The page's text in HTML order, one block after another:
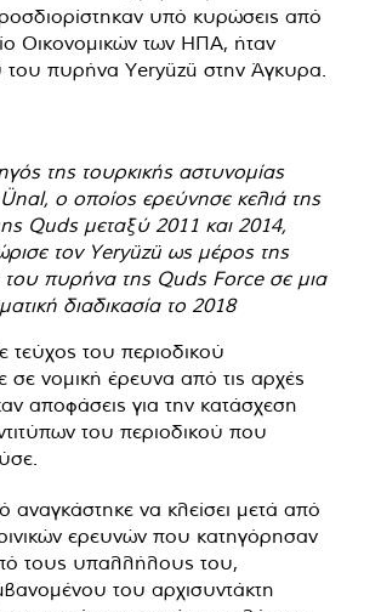
υπό κυρώσεις από
Οικονομικών των ΗΠΑ, ήταν
του πυρήνα Yeryüzü στην Άγκυρα.
της τουρκικής αστυνομίας
ο οποίος ερεύνησε κελιά της
Quds μεταξύ 2011 και 2014,
τον Yeryüzü ως μέρος της
πυρήνα της Quds Force σε μια
διαδικασία το 2018
τεύχος του περιοδικού
σε νομική έρευνα από τις αρχές
αποφάσεις για την κατάσχεση
του περιοδικού που
αναγκάστηκε να κλείσει μετά από
ερευνών που κατηγόρησαν
τους υπαλλήλους του,
του αρχισυντάκτη